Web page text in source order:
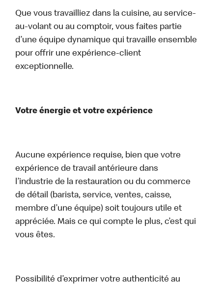
Que vous travailliez dans la cuisine, au service-
au-volant ou au comptoir, vous faites partie
d’une équipe dynamique qui travaille ensemble
pour offrir une expérience-client
exceptionnelle.
Votre énergie et votre expérience
Aucune expérience requise, bien que votre
expérience de travail antérieure dans
l’industrie de la restauration ou du commerce
de détail (barista, service, ventes, caisse,
membre d’une équipe) soit toujours utile et
appréciée. Mais ce qui compte le plus, c’est qui
vous êtes.
Possibilité d’exprimer votre authenticité au